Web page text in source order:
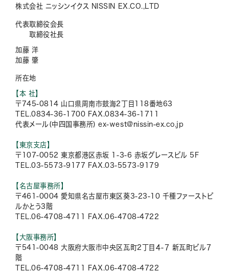
株式会社 ニッシンイクス NISSIN EX.CO.,LTD
代表取締役会長
取締役社長
加藤 洋
加藤 肇
所在地
【本 社】
〒745-0814 山口県周南市鼓海2丁目118番地63
TEL.0834-36-1700 FAX.0834-36-1711
代表メール(中四国事務所) ex-west@nissin-ex.co.jp
【東京支店】
〒107-0052 東京都港区赤坂 1-3-6 赤坂グレースビル 5F
TEL.03-5573-9177 FAX.03-5573-9179
【名古屋事務所】
〒461-0004 愛知県名古屋市東区葵3-23-10 千種ファーストビ
ルかとう3階
TEL.06-4708-4711 FAX.06-4708-4722
【大阪事務所】
〒541-0048 大阪府大阪市中央区瓦町2丁目４-７ 新瓦町ビル７
階
TEL.06-4708-4711 FAX.06-4708-4722